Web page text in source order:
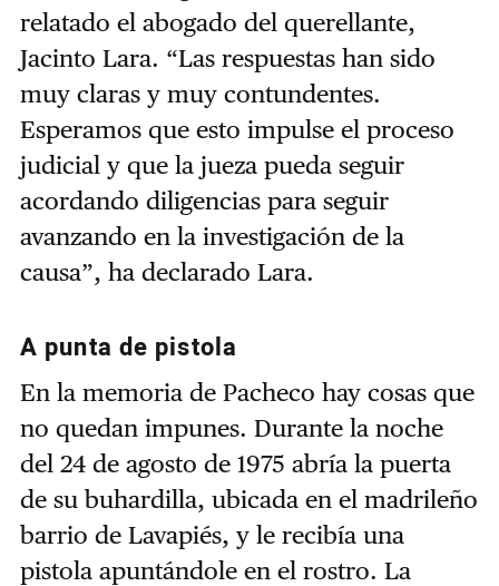
relatado el abogado del querellante,
Jacinto Lara. “Las respuestas han sido
muy claras y muy contundentes.
Esperamos que esto impulse el proceso
judicial y que la jueza pueda seguir
acordando diligencias para seguir
avanzando en la investigación de la
causa”, ha declarado Lara.
A punta de pistola
En la memoria de Pacheco hay cosas que
no quedan impunes. Durante la noche
del 24 de agosto de 1975 abría la puerta
de su buhardilla, ubicada en el madrileño
barrio de Lavapiés, y le recibía una
pistola apuntándole en el rostro. La